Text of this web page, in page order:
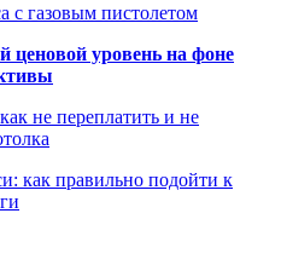
с газовым пистолетом
ценовой уровень на фоне
не переплатить и не
как правильно подойти к